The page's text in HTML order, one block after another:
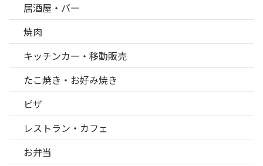
居酒屋・バー
焼肉
キッチンカー・移動販売
たこ焼き・お好み焼き
ピザ
レストラン・カフェ
お弁当